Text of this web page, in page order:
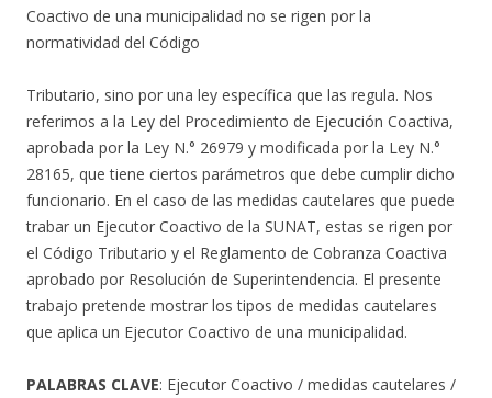
Coactivo de una municipalidad no se rigen por la
normatividad del Código
Tributario, sino por una ley específica que las regula. Nos
referimos a la Ley del Procedimiento de Ejecución Coactiva,
aprobada por la Ley N.° 26979 y modificada por la Ley N.°
28165, que tiene ciertos parámetros que debe cumplir dicho
funcionario. En el caso de las medidas cautelares que puede
trabar un Ejecutor Coactivo de la SUNAT, estas se rigen por
el Código Tributario y el Reglamento de Cobranza Coactiva
aprobado por Resolución de Superintendencia. El presente
trabajo pretende mostrar los tipos de medidas cautelares
que aplica un Ejecutor Coactivo de una municipalidad.
PALABRAS CLAVE: Ejecutor Coactivo / medidas cautelares /